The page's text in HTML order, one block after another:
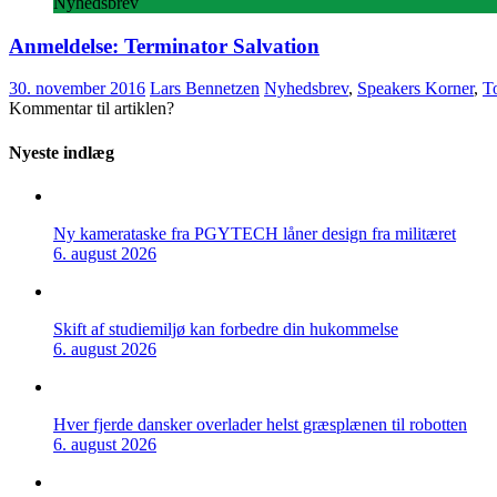
Anmeldelse: Terminator Salvation
30. november 2016 Lars Bennetzen Nyhedsbrev, Speakers Korner,
Kommentar til artiklen?
Nyeste indlæg
Ny kamerataske fra PGYTECH låner design fra militæret
6. august 2026
Skift af studiemiljø kan forbedre din hukommelse
6. august 2026
Hver fjerde dansker overlader helst græsplænen til robotten
6. august 2026